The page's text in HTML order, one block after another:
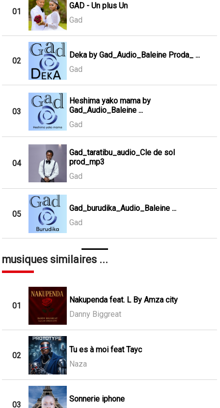
01
GAD - Un plus Un
Gad
02
Deka by Gad_Audio_Baleine Proda_ ...
Gad
03
Heshima yako mama by
Gad_Audio_Baleine ...
Gad
04
Gad_taratibu_audio_Cle de sol
prod_mp3
Gad
05
Gad_burudika_Audio_Baleine ...
Gad
musiques similaires ...
01
Nakupenda feat. L By Amza city
Danny Biggreat
02
Tu es à moi feat Tayc
Naza
03
Sonnerie iphone